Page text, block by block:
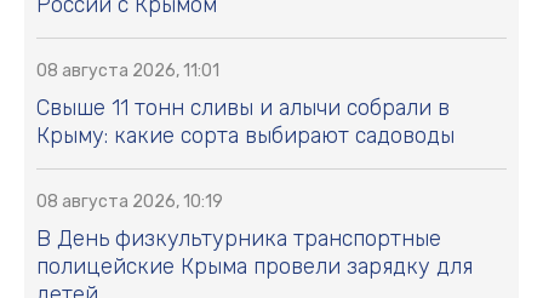
08 августа 2026, 11:01
Свыше 11 тонн сливы и алычи собрали в
Крыму: какие сорта выбирают садоводы
08 августа 2026, 10:19
В День физкультурника транспортные
полицейские Крыма провели зарядку для